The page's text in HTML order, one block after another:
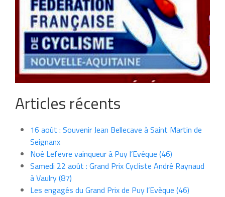
Articles récents
16 août : Souvenir Jean Bellecave à Saint Martin de
Seignanx
Noé Lefevre vainqueur à Puy l’Evêque (46)
Samedi 22 août : Grand Prix Cycliste André Raynaud
à Vaulry (87)
Les engagés du Grand Prix de Puy l’Evèque (46)